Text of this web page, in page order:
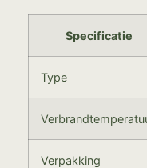
Specificatie
Type
Verpakking